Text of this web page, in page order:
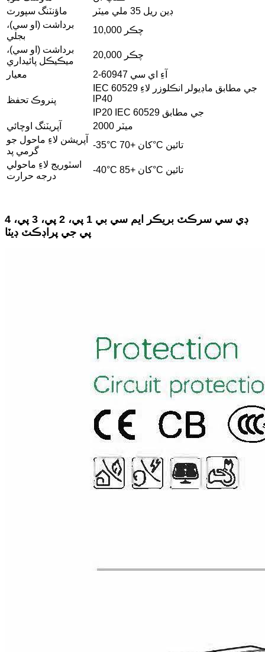
ماؤنٽنگ سپورٽ
ڊين ريل 35 ملي ميٽر
برداشت (او سي)،
بجلي
10,000 چڪر
برداشت (او سي)،
ميڪيڪل پائيداري
20,000 چڪر
معيار
آءِ اي سي 60947-2
پنروڪ تحفظ
IEC 60529 جي مطابق ماڊيولر انڪلوزر لاءِ
lP40
IP20 IEC 60529 جي مطابق
آپريٽنگ اوچائي
2000 ميٽر
آپريشن لاءِ ماحول جو
گرمي پد
-35°C کان +70°C تائين
اسٽوريج لاءِ ماحولي
درجه حرارت
-40°C کان +85°C تائين
ڊي سي سرڪٽ بريڪر ايم سي بي 1 پي، 2 پي، 3 پي، 4
پي جي پراڊڪٽ ڊيٽا